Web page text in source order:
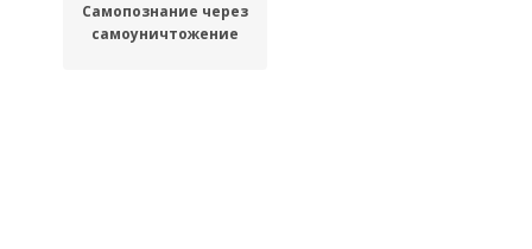
Самопознание через
самоуничтожение